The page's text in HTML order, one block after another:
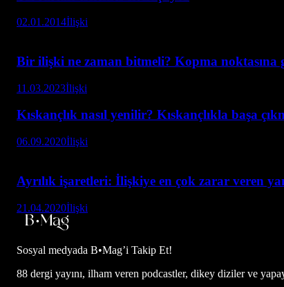
02.01.2014İlişki
Bir ilişki ne zaman bitmeli? Kopma noktasına
11.03.2023İlişki
Kıskançlık nasıl yenilir? Kıskançlıkla başa
06.09.2020İlişki
Ayrılık işaretleri: İlişkiye en çok zarar veren
21.04.2020İlişki
Sosyal medyada B•Mag’i Takip Et!
88 dergi yayını, ilham veren podcastler, dikey diziler ve